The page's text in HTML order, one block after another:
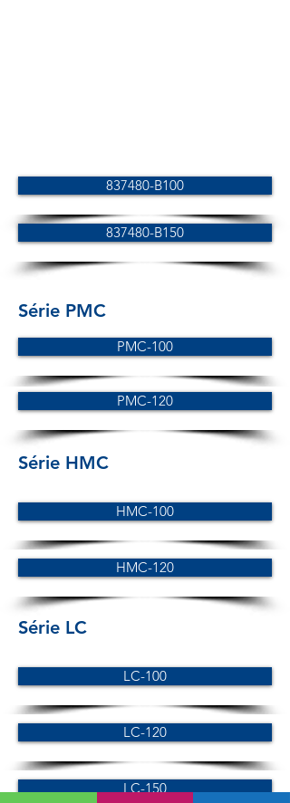
837480-B100
837480-B150
Série PMC
PMC-100
PMC-120
Série HMC
HMC-100
HMC-120
Série LC
LC-100
LC-120
LC-150